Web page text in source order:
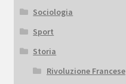
Sociologia
Sport
Storia
Rivoluzione Francese